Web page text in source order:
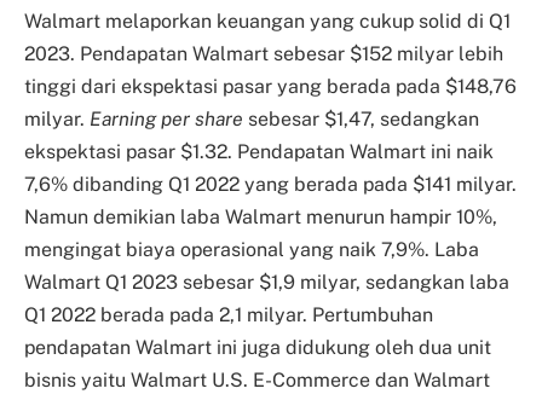
Walmart melaporkan keuangan yang cukup solid di Q1
2023. Pendapatan Walmart sebesar $152 milyar lebih
tinggi dari ekspektasi pasar yang berada pada $148,76
milyar. Earning per share sebesar $1,47, sedangkan
ekspektasi pasar $1.32. Pendapatan Walmart ini naik
7,6% dibanding Q1 2022 yang berada pada $141 milyar.
Namun demikian laba Walmart menurun hampir 10%,
mengingat biaya operasional yang naik 7,9%. Laba
Walmart Q1 2023 sebesar $1,9 milyar, sedangkan laba
Q1 2022 berada pada 2,1 milyar. Pertumbuhan
pendapatan Walmart ini juga didukung oleh dua unit
bisnis yaitu Walmart U.S. E-Commerce dan Walmart